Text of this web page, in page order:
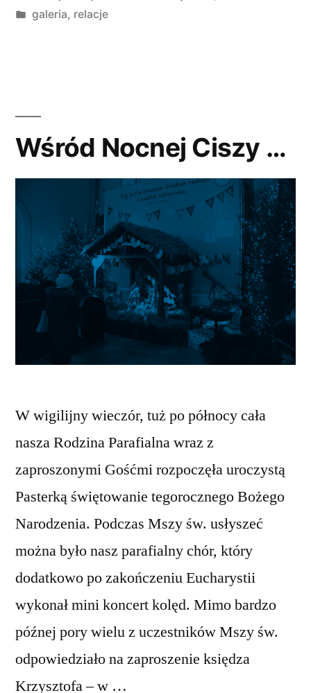
Szkoły
przez
Opublikowano
galeria, relacje
Wśród Nocnej Ciszy …
W wigilijny wieczór, tuż po północy cała
nasza Rodzina Parafialna wraz z
zaproszonymi Gośćmi rozpoczęła uroczystą
Pasterką świętowanie tegorocznego Bożego
Narodzenia. Podczas Mszy św. usłyszeć
można było nasz parafialny chór, który
dodatkowo po zakończeniu Eucharystii
wykonał mini koncert kolęd. Mimo bardzo
późnej pory wielu z uczestników Mszy św.
odpowiedziało na zaproszenie księdza
Krzysztofa – w …